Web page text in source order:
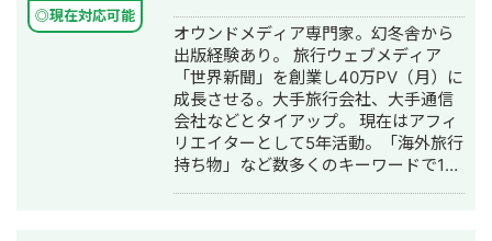
◎現在対応可能
オウンドメディア専門家。幻冬舎から
出版経験あり。 旅行ウェブメディア
「世界新聞」を創業し40万PV（月）に
成長させる。大手旅行会社、大手通信
会社などとタイアップ。 現在はアフィ
リエイターとして5年活動。「海外旅行
持ち物」など数多くのキーワードで1位